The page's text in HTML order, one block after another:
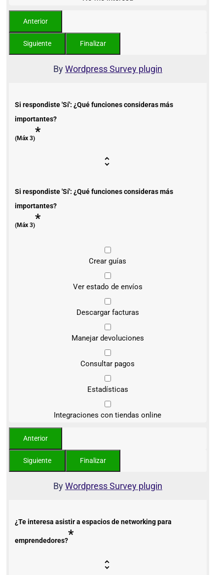
ByWordpress Survey plugin
Si respondiste 'Sí': ¿Qué funciones consideras más
importantes?
(Máx 3)*
Si respondiste 'Sí': ¿Qué funciones consideras más
importantes?
(Máx 3)*
Crear guías
Ver estado de envíos
Descargar facturas
Manejar devoluciones
Consultar pagos
Estadísticas
Integraciones con tiendas online
ByWordpress Survey plugin
¿Te interesa asistir a espacios de networking para
emprendedores?*